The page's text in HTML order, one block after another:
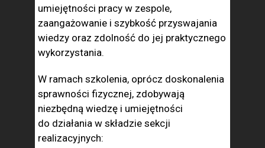
umiejętności pracy w ze­spole,
zaangażowanie i szybkość przyswajania
wiedzy oraz zdolność do jej praktycznego
wykorzystania.
W ra­mach szkolenia, oprócz doskonalenia
sprawności fizycz­nej, zdobywają
niezbędną wiedzę i umiejętności
do działania w składzie sekcji
realizacyjnych: